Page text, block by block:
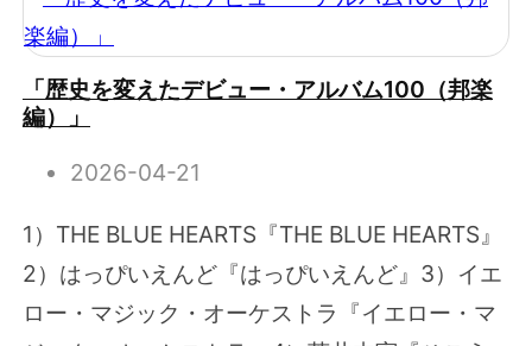
「歴史を変えたデビュー・アルバム100（邦楽
編）」
2026-04-21
1）THE BLUE HEARTS『THE BLUE HEARTS』
2）はっぴいえんど『はっぴいえんど』3）イエ
ロー・マジック・オーケストラ『イエロー・マ